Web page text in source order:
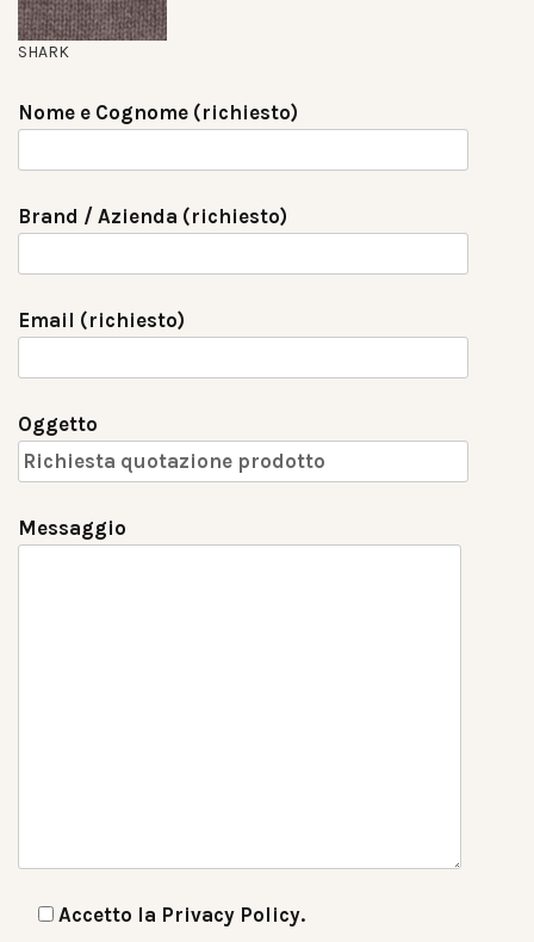
SHARK
Nome e Cognome (richiesto)
Brand / Azienda (richiesto)
Email (richiesto)
Oggetto
Messaggio
Accetto la Privacy Policy.